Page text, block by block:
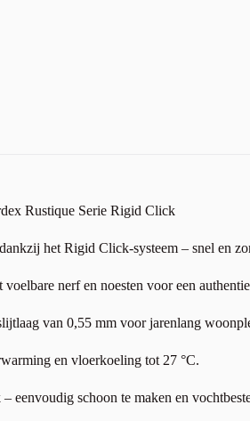
Rustique Serie Rigid Click
het Rigid Click-systeem – snel en
nerf en noesten voor een
van 0,55 mm voor jarenlang
en vloerkoeling tot 27 °C.
eenvoudig schoon te maken en